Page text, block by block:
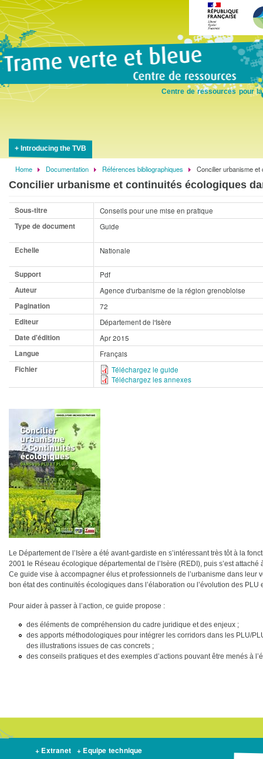
Centre de ressources pour
Introducing the TVB
Breadcrumb
Home Documentation Références bibliographiques Concilier urbanisme
Concilier urbanisme et continuités écologiques
Sous-titre
Conseils pour une mise en pratique
Type de document
Guide
Echelle Nationale
Support
Pdf
Auteur
Agence d'urbanisme de la région grenobloise
Pagination
72
Editeur
Département de l'Isère
Date d'édition
Apr 2015
Langue
Français
Fichier
Téléchargez le guide
Téléchargez les annexes
Le Département de l’Isère a été avant-gardiste en s’intéressant très tôt à la
2001 le Réseau écologique départemental de l’Isère (REDI), puis s’est
Ce guide vise à accompagner élus et professionnels de l’urbanisme dans leur
bon état des continuités écologiques dans l’élaboration ou l’évolution des PLU
Pour aider à passer à l’action, ce guide propose :
des éléments de compréhension du cadre juridique et des enjeux ;
des apports méthodologiques pour intégrer les corridors dans les PLU/
des illustrations issues de cas concrets ;
des conseils pratiques et des exemples d’actions pouvant être menés à
+ Extranet + Equipe technique